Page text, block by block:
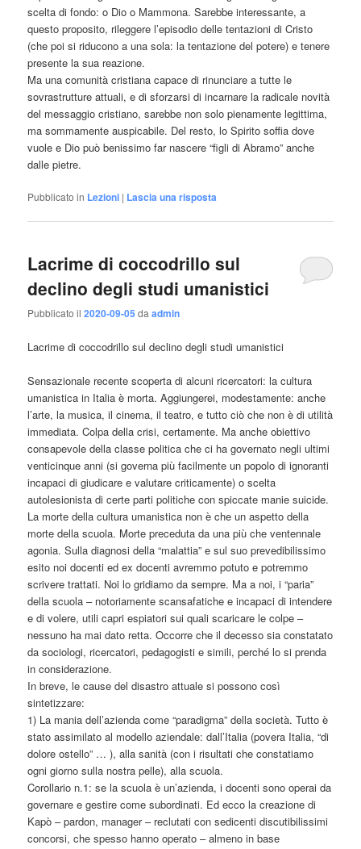
scelta di fondo: o Dio o Mammona. Sarebbe interessante, a
questo proposito, rileggere l’episodio delle tentazioni di Cristo
(che poi si riducono a una sola: la tentazione del potere) e tenere
presente la sua reazione.
Ma una comunità cristiana capace di rinunciare a tutte le
sovrastrutture attuali, e di sforzarsi di incarnare la radicale novità
del messaggio cristiano, sarebbe non solo pienamente legittima,
ma sommamente auspicabile. Del resto, lo Spirito soffia dove
vuole e Dio può benissimo far nascere “figli di Abramo” anche
dalle pietre.
Pubblicato in Lezioni | Lascia una risposta
Lacrime di coccodrillo sul
declino degli studi umanistici
Pubblicato il2020-09-05 daadmin
Lacrime di coccodrillo sul declino degli studi umanistici
Sensazionale recente scoperta di alcuni ricercatori: la cultura
umanistica in Italia è morta. Aggiungerei, modestamente: anche
l’arte, la musica, il cinema, il teatro, e tutto ciò che non è di utilità
immediata. Colpa della crisi, certamente. Ma anche obiettivo
consapevole della classe politica che ci ha governato negli ultimi
venticinque anni (si governa più facilmente un popolo di ignoranti
incapaci di giudicare e valutare criticamente) o scelta
autolesionista di certe parti politiche con spiccate manie suicide.
La morte della cultura umanistica non è che un aspetto della
morte della scuola. Morte preceduta da una più che ventennale
agonia. Sulla diagnosi della “malattia” e sul suo prevedibilissimo
esito noi docenti ed ex docenti avremmo potuto e potremmo
scrivere trattati. Noi lo gridiamo da sempre. Ma a noi, i “paria”
della scuola – notoriamente scansafatiche e incapaci di intendere
e di volere, utili capri espiatori sui quali scaricare le colpe –
nessuno ha mai dato retta. Occorre che il decesso sia constatato
da sociologi, ricercatori, pedagogisti e simili, perché lo si prenda
in considerazione.
In breve, le cause del disastro attuale si possono così
sintetizzare:
1) La mania dell’azienda come “paradigma” della società. Tutto è
stato assimilato al modello aziendale: dall’Italia (povera Italia, “di
dolore ostello” … ), alla sanità (con i risultati che constatiamo
ogni giorno sulla nostra pelle), alla scuola.
Corollario n.1: se la scuola è un’azienda, i docenti sono operai da
governare e gestire come subordinati. Ed ecco la creazione di
Kapò – pardon, manager – reclutati con sedicenti discutibilissimi
concorsi, che spesso hanno operato – almeno in base